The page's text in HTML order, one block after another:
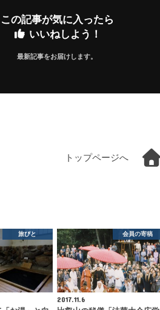
この記事が気に入ったら
いいねしよう！
最新記事をお届けします。
トップページへ
旅びと 会員の寄稿
2017.11.6